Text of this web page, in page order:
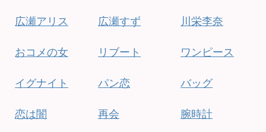
広瀬アリス
おコメの女
イグナイト
恋は闇
広瀬すず
リブート
パン恋
再会
川栄李奈
ワンピース
バッグ
腕時計